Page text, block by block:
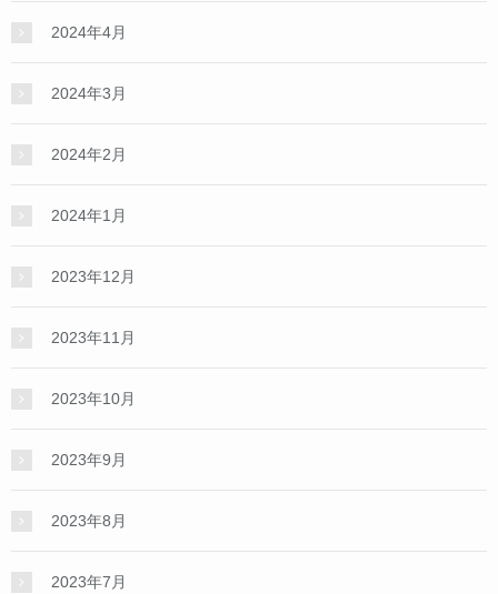
2024年4月
2024年3月
2024年2月
2024年1月
2023年12月
2023年11月
2023年10月
2023年9月
2023年8月
2023年7月